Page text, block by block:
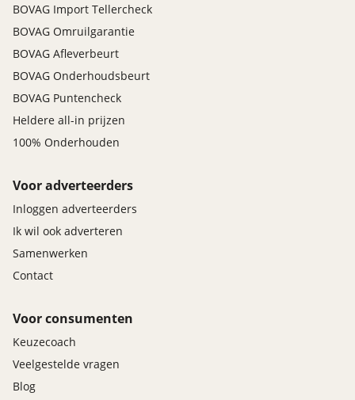
BOVAG Import Tellercheck
BOVAG Omruilgarantie
BOVAG Afleverbeurt
BOVAG Onderhoudsbeurt
BOVAG Puntencheck
Heldere all-in prijzen
100% Onderhouden
Voor adverteerders
Inloggen adverteerders
Ik wil ook adverteren
Samenwerken
Contact
Voor consumenten
Keuzecoach
Veelgestelde vragen
Blog